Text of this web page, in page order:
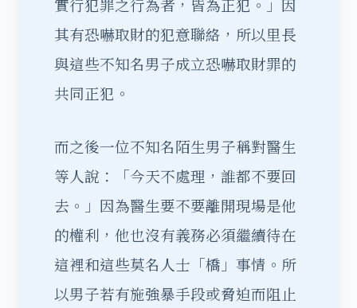
實行犯罪之行為者，皆為正犯。」因
其有恐嚇取財的犯意聯絡，所以里長
與這些不知名男子成立恐嚇取財罪的
共同正犯。
而之後一位不知名陌生男子稱對醫生
等人說：「今天不處理，誰都不要回
去。」因為醫生要不要離開現場是他
的權利，他也沒有義務必須繼續待在
這裡和這些莫名人士「橋」事情。所
以男子若有施強暴手段或脅迫而阻止